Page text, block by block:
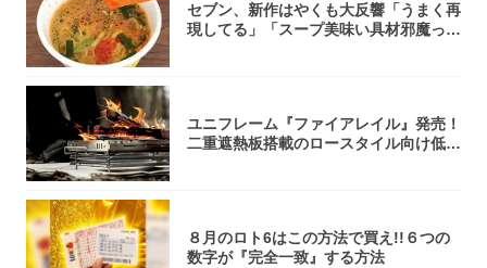
セブン、新作はやくも大反響「うまく再
現してる」「スープ美味い具材邪魔って
ユニフレーム『ファイアレイル』発売！
二重遮熱板搭載のロースタイル向け低型
８月のロト6はこの方法で買え!!６つの
数字が『完全一致』する方法